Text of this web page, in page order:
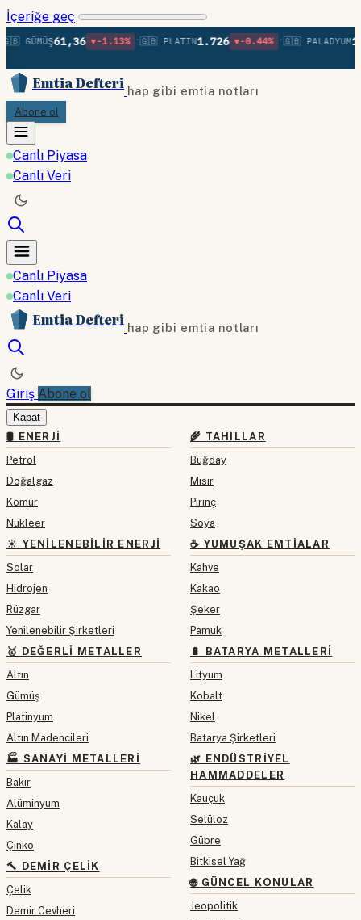
İçeriğe geç
GÜMÜŞ61,36 ▼-1.13% •🇬🇧 PLATIN1.726 ▼-0.44% •🇬🇧 PALADYUM
Emtia Defteri hap gibi emtia notları
Abone ol
Canlı Piyasa
Canlı Veri
Canlı Piyasa
Canlı Veri
Emtia Defteri hap gibi emtia notları
Giriş Abone ol
Kapat
🛢 ENERJI
Petrol
Doğalgaz
Kömür
Nükleer
☀️ YENILENEBILIR ENERJI
Solar
Hidrojen
Rüzgar
Yenilenebilir Şirketleri
🥇 DEĞERLI METALLER
Altın
Gümüş
Platinyum
Altın Madencileri
🏭 SANAYI METALLERI
Bakır
Alüminyum
Kalay
Çinko
🔨 DEMIR ÇELIK
Çelik
Demir Cevheri
🌾 TAHILLAR
Buğday
Mısır
Pirinç
Soya
☕ YUMUŞAK EMTIALAR
Kahve
Kakao
Şeker
Pamuk
🔋 BATARYA METALLERI
Lityum
Kobalt
Nikel
Batarya Şirketleri
🌿 ENDÜSTRIYEL
HAMMADDELER
Kauçuk
Selüloz
Gübre
Bitkisel Yağ
🌐 GÜNCEL KONULAR
Jeopolitik